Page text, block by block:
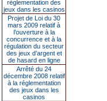
réglementation des
jeux dans les casinos
Projet de Loi du 30
mars 2009 relatif à
l’ouverture à la
concurrence et à la
régulation du secteur
des jeux d’argent et
de hasard en ligne
Arrêté du 24
décembre 2008 relatif
à la réglementation
des jeux dans les
casinos